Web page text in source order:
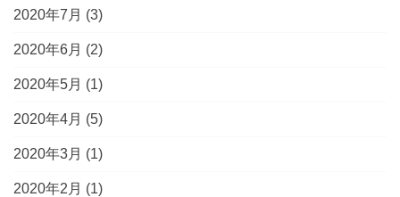
2020年7月 (3)
2020年6月 (2)
2020年5月 (1)
2020年4月 (5)
2020年3月 (1)
2020年2月 (1)